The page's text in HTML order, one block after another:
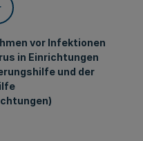
vor Infektionen
in Einrichtungen
und der